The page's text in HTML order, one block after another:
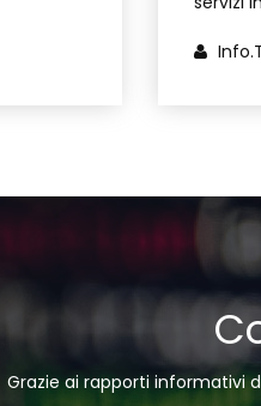
Grazie ai rapporti informativi